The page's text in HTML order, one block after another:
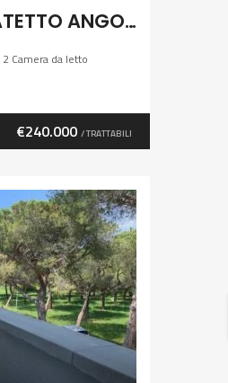
11V – VADA, TERRATETTO ANGOLARE CON GIARDINO E GARAGE
2 Camera da letto
€240.000 / TRATTABILI